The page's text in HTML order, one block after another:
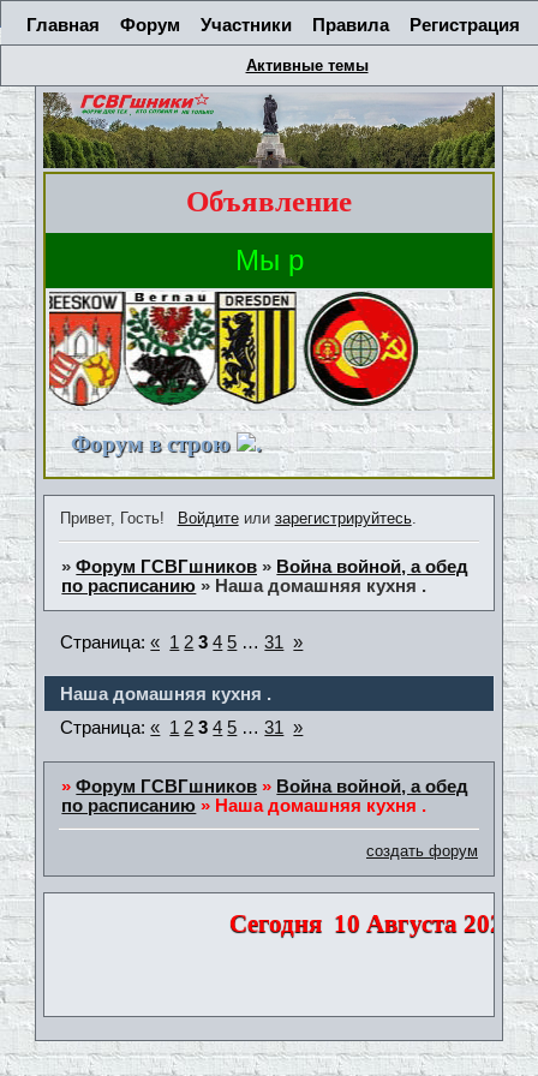
Главная Форум Участники Правила Регистрация
Активные темы
Объявление
Форум в строю .
Привет, Гость! Войдитеили зарегистрируйтесь.
»Форум ГСВГшников » Война войной, а обед
по расписанию » Наша домашняя кухня .
Наша домашняя кухня .
Страница:« 1 2 3 4 5 … 31 »
Страница:« 1 2 3 4 5 … 31 »
»Форум ГСВГшников » Война войной, а обед
по расписанию » Наша домашняя кухня .
создать форум
Сегодня 10 Августа 2026